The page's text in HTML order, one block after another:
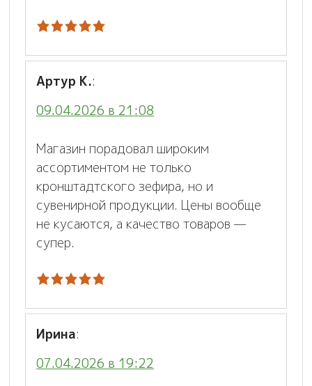
Артур К.:
09.04.2026 в 21:08
Магазин порадовал широким
ассортиментом не только
кронштадтского зефира, но и
сувенирной продукции. Цены вообще
не кусаются, а качество товаров —
супер.
Ирина:
07.04.2026 в 19:22